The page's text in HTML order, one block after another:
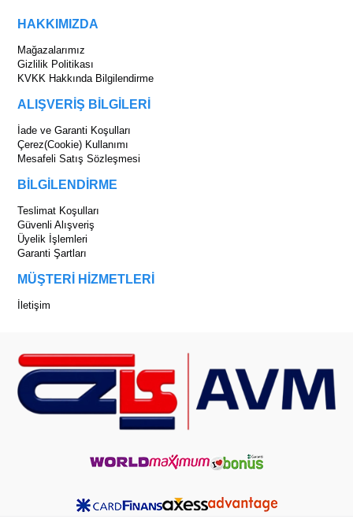
HAKKIMIZDA
Mağazalarımız
Gizlilik Politikası
KVKK Hakkında Bilgilendirme
ALIŞVERİŞ BİLGİLERİ
İade ve Garanti Koşulları
Çerez(Cookie) Kullanımı
Mesafeli Satış Sözleşmesi
BİLGİLENDİRME
Teslimat Koşulları
Güvenli Alışveriş
Üyelik İşlemleri
Garanti Şartları
MÜŞTERİ HİZMETLERİ
İletişim